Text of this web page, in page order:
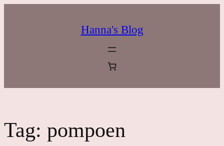
Hanna's Blog
Tag: pompoen